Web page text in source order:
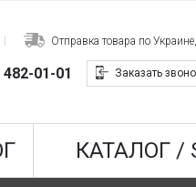
Отправка товара по
482-01-01 Заказать
КАТАЛОГ /